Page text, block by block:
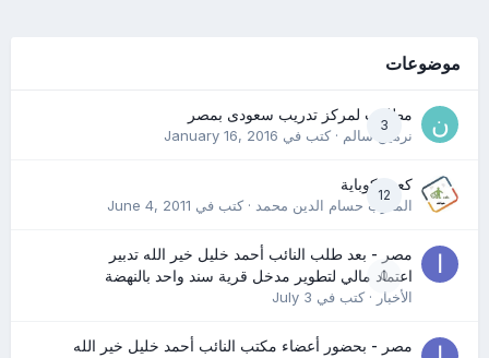
موضوعات
3
مطلوب لمركز تدريب سعودى بمصر
نرمين سالم· كتب في January 16, 2016
12
كعب كوباية
المدرب حسام الدين محمد· كتب في June 4, 2011
0
مصر - بعد طلب النائب أحمد خليل خير الله تدبير
اعتماد مالي لتطوير مدخل قرية سند واحد بالنهضة
الأخبار· كتب في July 3
مصر - بحضور أعضاء مكتب النائب أحمد خليل خير الله